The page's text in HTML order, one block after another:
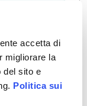
accetta di
migliorare la
del sito e
Politica sui